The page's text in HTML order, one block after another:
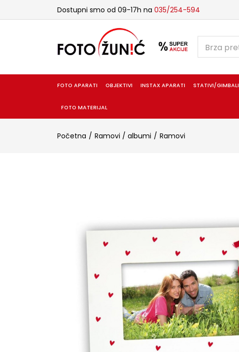
Dostupni smo od 09-17h na 035/254-594
FOTO APARATI OBJEKTIVI INSTAX APARATI STATIVI/GIMBALI
FOTO MATERIJAL
Početna Ramovi / albumi Ramovi